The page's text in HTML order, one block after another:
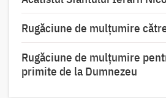
Rugăciune de mulţumire
Rugăciune de mulțumire
primite de la Dumnezeu